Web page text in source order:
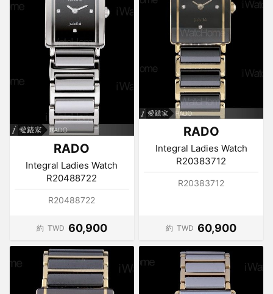
RADO
Integral Ladies Watch
R20488722
R20488722
約 TWD 60,900
RADO
Integral Ladies Watch
R20383712
R20383712
約 TWD 60,900